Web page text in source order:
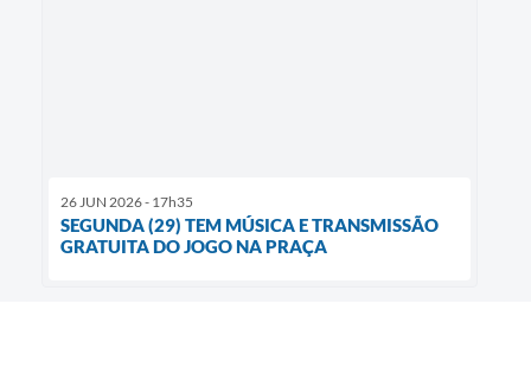
26 JUN 2026 - 17h35
SEGUNDA (29) TEM MÚSICA E TRANSMISSÃO
GRATUITA DO JOGO NA PRAÇA